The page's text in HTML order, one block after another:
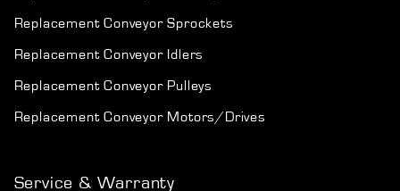
Replacement Conveyor Sprockets
Replacement Conveyor Idlers
Replacement Conveyor Pulleys
Replacement Conveyor Motors/Drives
Service & Warranty